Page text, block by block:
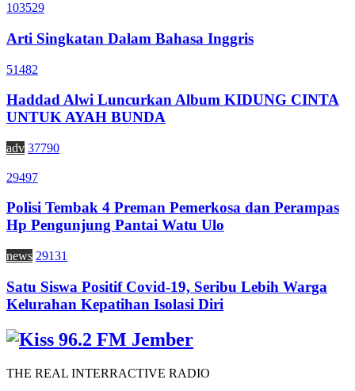
103529
Arti Singkatan Dalam Bahasa Inggris
51482
Haddad Alwi Luncurkan Album KIDUNG CINTA
UNTUK AYAH BUNDA
adv 37790
29497
Polisi Tembak 4 Preman Pemerkosa dan Perampas
Hp Pengunjung Pantai Watu Ulo
news 29131
Satu Siswa Positif Covid-19, Seribu Lebih Warga
Kelurahan Kepatihan Isolasi Diri
THE REAL INTERRACTIVE RADIO